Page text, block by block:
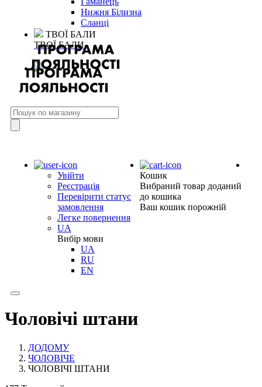
Нижня Білизна
Сланці
ТВОЇ БАЛИ
ТВОЇ БАЛИ
Увійти
Реєстрація
Перевірити статус
замовлення
Легке повернення
UA
Вибір мови
UA
RU
EN
Кошик
Вибраний товар доданий
до кошика
Ваш кошик порожній
Чоловічі штани
ДОДОМУ
ЧОЛОВІЧЕ
ЧОЛОВІЧІ ШТАНИ